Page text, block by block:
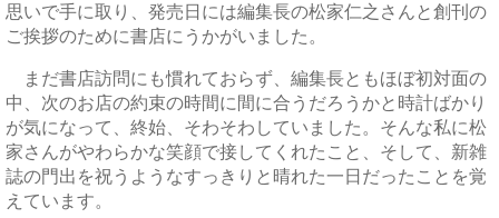
思いで手に取り、発売日には編集長の松家仁之さんと創刊の
ご挨拶のために書店にうかがいました。
まだ書店訪問にも慣れておらず、編集長ともほぼ初対面の
中、次のお店の約束の時間に間に合うだろうかと時計ばかり
が気になって、終始、そわそわしていました。そんな私に松
家さんがやわらかな笑顔で接してくれたこと、そして、新雑
誌の門出を祝うようなすっきりと晴れた一日だったことを覚
えています。